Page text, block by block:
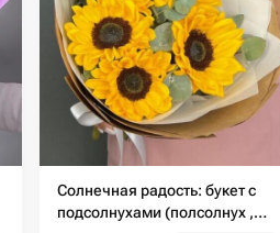
Солнечная радость: букет с
подсолнухами (полсолнух ,